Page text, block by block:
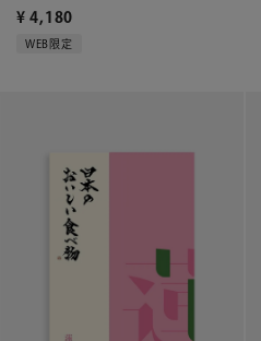
¥ 4,180
WEB限定